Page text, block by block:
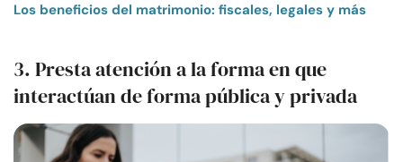
Los beneficios del matrimonio: fiscales, legales y más
3. Presta atención a la forma en que
interactúan de forma pública y privada